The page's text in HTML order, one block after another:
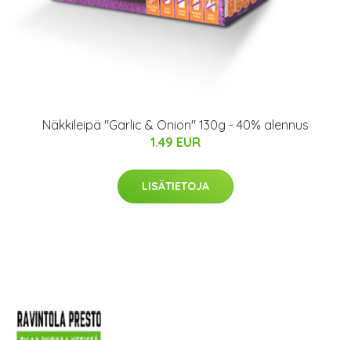
Näkkileipä "Garlic & Onion" 130g - 40% alennus
1.49 EUR
LISÄTIETOJA